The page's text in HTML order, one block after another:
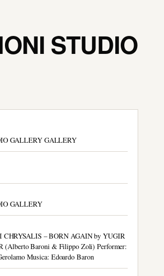
STUDIO
GALLERY GALLERY
GALLERY
– BORN AGAIN by YUGIR
(Alberto Baroni & Filippo Zoli) Performer:
Musica: Edoardo Baron